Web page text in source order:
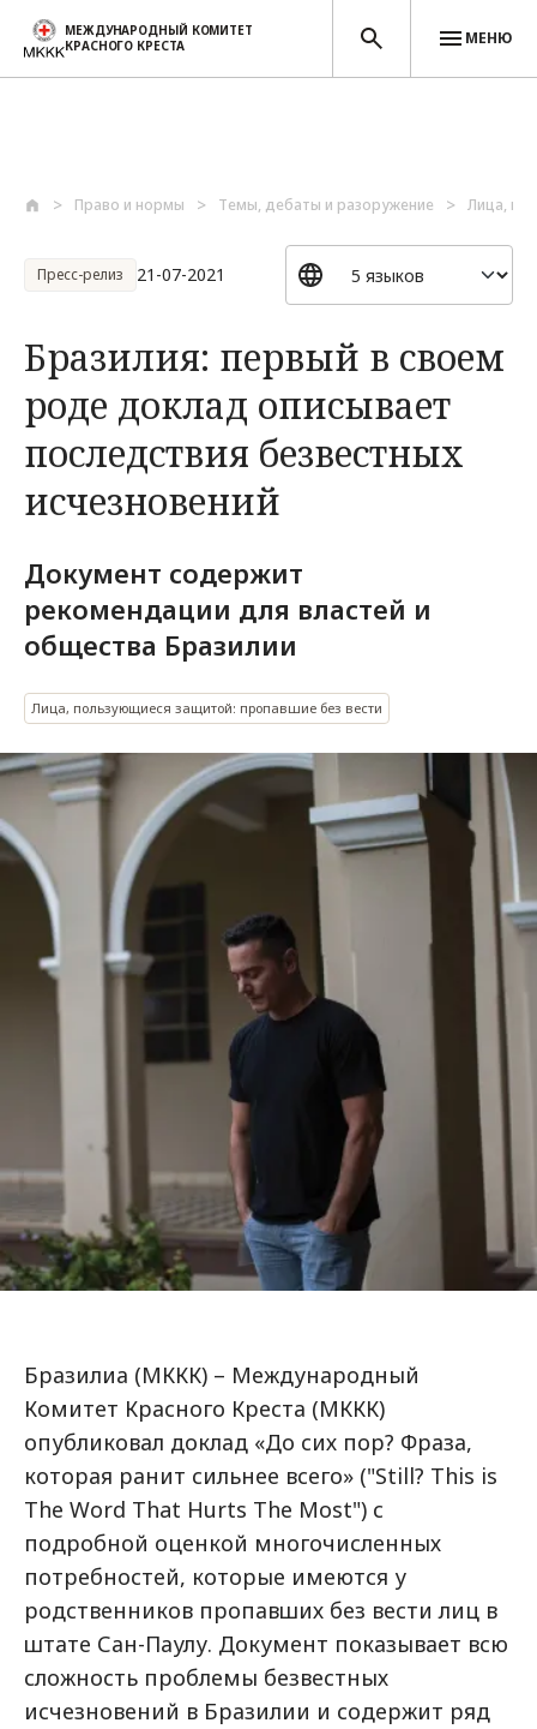
МЕЖДУНАРОДНЫЙ КОМИТЕТ
КРАСНОГО КРЕСТА
МЕНЮ
Право и нормы Темы, дебаты и разоружение Лица,
Пресс-релиз 21-07-2021
Бразилия: первый в своем
роде доклад описывает
последствия безвестных
исчезновений
Документ содержит
рекомендации для властей и
общества Бразилии
Лица, пользующиеся защитой: пропавшие без вести
Бразилиа (МККК) – Международный
Комитет Красного Креста (МККК)
опубликовал доклад «До сих пор? Фраза,
которая ранит сильнее всего» ("Still? This is
The Word That Hurts The Most") с
подробной оценкой многочисленных
потребностей, которые имеются у
родственников пропавших без вести лиц в
штате Сан-Паулу. Документ показывает всю
сложность проблемы безвестных
исчезновений в Бразилии и содержит ряд